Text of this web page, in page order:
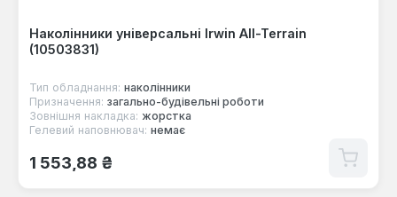
Наколінники універсальні Irwin All-Terrain
(10503831)
Тип обладнання: наколінники
Призначення: загально-будівельні роботи
Зовнішня накладка: жорстка
Гелевий наповнювач: немає
Звичайна ціна:
1 553,88 ₴